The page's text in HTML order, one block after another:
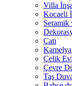
Villa
Kocaeli
Seramik
Çatı
Kamelya
Çelik
Çevre
Taş